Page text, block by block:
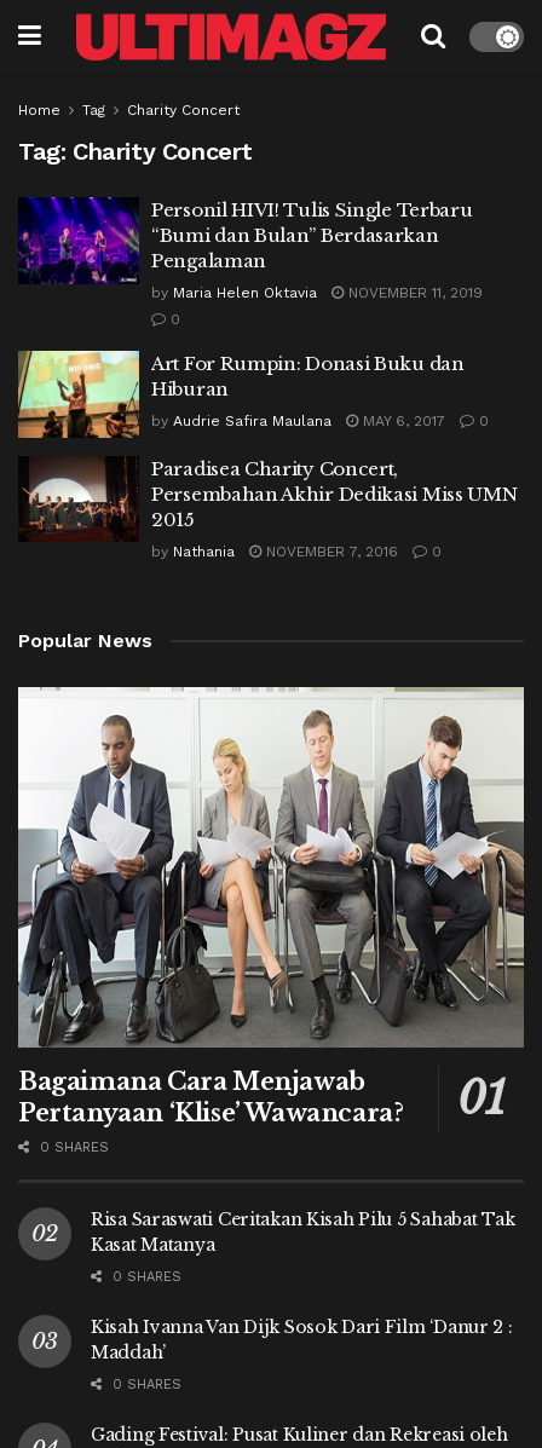
Home Tag Charity Concert
Tag: Charity Concert
Personil HIVI! Tulis Single Terbaru
“Bumi dan Bulan” Berdasarkan
Pengalaman
by Maria Helen Oktavia
NOVEMBER 11, 2019
0
Art For Rumpin: Donasi Buku dan
Hiburan
by Audrie Safira Maulana MAY 6, 2017 0
Paradisea Charity Concert,
Persembahan Akhir Dedikasi Miss UMN
2015
by Nathania NOVEMBER 7, 2016 0
Popular News
Bagaimana Cara Menjawab
Pertanyaan ‘Klise’ Wawancara?
0 SHARES
Risa Saraswati Ceritakan Kisah Pilu 5 Sahabat Tak
Kasat Matanya
0 SHARES
Kisah Ivanna Van Dijk Sosok Dari Film ‘Danur 2 :
Maddah’
0 SHARES
Gading Festival: Pusat Kuliner dan Rekreasi oleh